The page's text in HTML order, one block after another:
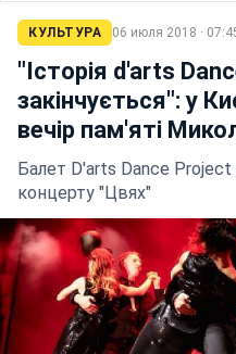
КУЛЬТУРА 06 июля 2018 ·
"Історія d'arts
закінчується": у
вечір пам'яті
Балет D'arts Dance
концерту "Цвях"